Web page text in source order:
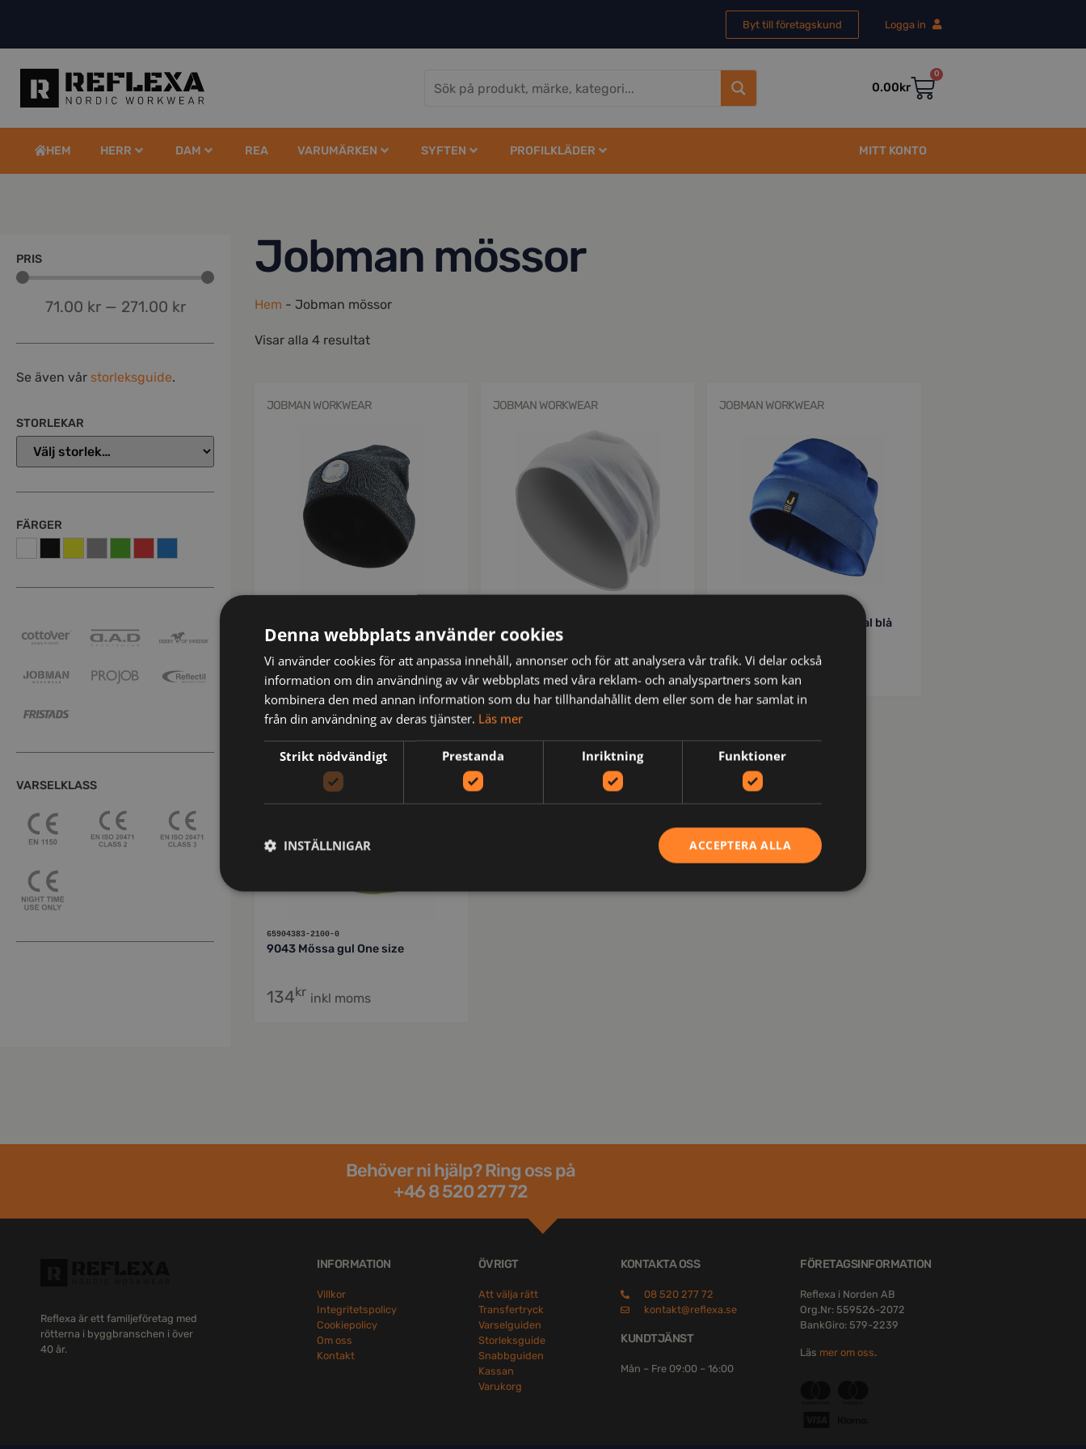
Byt till företagskund Logga in
0.00kr
0
HEM HERR DAM REA VARUMÄRKEN SYFTEN PROFILKLÄDER MITT KONTO
PRIS
71.00 kr— 271.00 kr
Se även vår storleksguide.
STORLEKAR
FÄRGER
VARSELKLASS
Jobman mössor
Hem - Jobman mössor
Visar alla 4 resultat
JOBMAN WORKWEAR
224kr inkl moms
JOBMAN WORKWEAR
89 kr inkl moms
JOBMAN WORKWEAR
9042 Mössa Spun Dye royal blå
89kr inkl moms
65904383-2100-0
9043 Mössa gul One size
134kr inkl moms
Behöver ni hjälp? Ring oss på
+46 8 520 277 72
Reflexa är ett familjeföretag med
rötterna i byggbranschen i över
40 år.
INFORMATION
Villkor
Integritetspolicy
Cookiepolicy
Om oss
Kontakt
ÖVRIGT
Att välja rätt
Transfertryck
Varselguiden
Storleksguide
Snabbguiden
Kassan
Varukorg
KONTAKTA OSS
08 520 277 72
kontakt@reflexa.se
KUNDTJÄNST
Mån – Fre 09:00 – 16:00
FÖRETAGSINFORMATION
Reflexa i Norden AB
Org.Nr: 559526-2072
BankGiro: 579-2239
Läs mer om oss.
Denna webbplats använder cookies
Vi använder cookies för att anpassa innehåll, annonser och för att analysera vår trafik. Vi delar också
information om din användning av vår webbplats med våra reklam- och analyspartners som kan
kombinera den med annan information som du har tillhandahållit dem eller som de har samlat in
från din användning av deras tjänster. Läs mer
Strikt nödvändigt Prestanda Inriktning Funktioner
ACCEPTERA ALLA
INSTÄLLNIGAR